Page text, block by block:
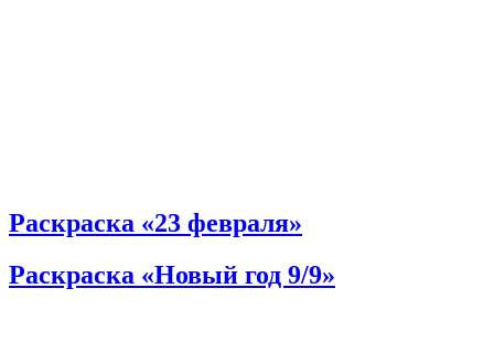
Раскраска «23 февраля»
Раскраска «Новый год 9/9»